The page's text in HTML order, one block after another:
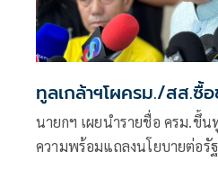
ทูลเกล้าฯโผครม./สส.ซื้
นายกฯ เผยนำรายชื่อ ครม.ขึ้น
ความพร้อมแถลงนโยบายต่อรั